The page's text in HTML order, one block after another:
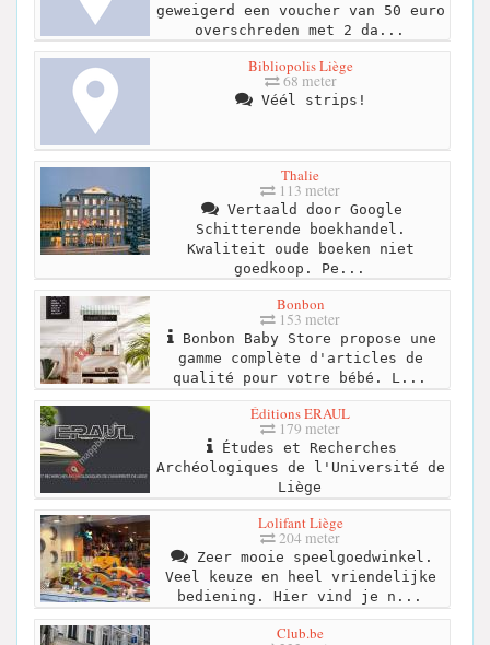
geweigerd een voucher van 50 euro
overschreden met 2 da...
Bibliopolis Liège
68 meter
Véél strips!
Thalie
113 meter
Vertaald door Google
Schitterende boekhandel.
Kwaliteit oude boeken niet
goedkoop. Pe...
Bonbon
153 meter
Bonbon Baby Store propose une
gamme complète d'articles de
qualité pour votre bébé. L...
Éditions ERAUL
179 meter
Études et Recherches
Archéologiques de l'Université de
Liège
Lolifant Liège
204 meter
Zeer mooie speelgoedwinkel.
Veel keuze en heel vriendelijke
bediening. Hier vind je n...
Club.be